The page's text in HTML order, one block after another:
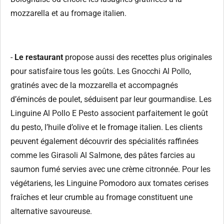
mozzarella et au fromage italien.
-Le restaurant propose aussi des recettes plus originales
pour satisfaire tous les goûts. Les Gnocchi Al Pollo,
gratinés avec de la mozzarella et accompagnés
d’émincés de poulet, séduisent par leur gourmandise. Les
Linguine Al Pollo E Pesto associent parfaitement le goût
du pesto, l’huile d’olive et le fromage italien. Les clients
peuvent également découvrir des spécialités raffinées
comme les Girasoli Al Salmone, des pâtes farcies au
saumon fumé servies avec une crème citronnée. Pour les
végétariens, les Linguine Pomodoro aux tomates cerises
fraîches et leur crumble au fromage constituent une
alternative savoureuse.